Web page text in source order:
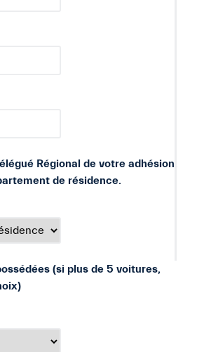
Régional de votre adhésion,
de résidence.
(si plus de 5 voitures,